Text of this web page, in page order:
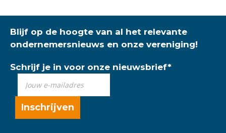
Blijf op de hoogte van al het relevante
ondernemersnieuws en onze vereniging!
Schrijf je in voor onze nieuwsbrief*